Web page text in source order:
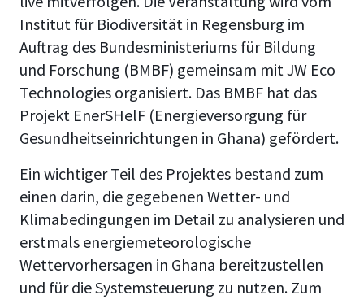
Institut für Biodiversität in Regensburg im
Auftrag des Bundesministeriums für Bildung
und Forschung (BMBF) gemeinsam mit JW Eco
Technologies organisiert. Das BMBF hat das
Projekt EnerSHelF (Energieversorgung für
Gesundheitseinrichtungen in Ghana) gefördert.
Ein wichtiger Teil des Projektes bestand zum
einen darin, die gegebenen Wetter- und
Klimabedingungen im Detail zu analysieren und
erstmals energiemeteorologische
Wettervorhersagen in Ghana bereitzustellen
und für die Systemsteuerung zu nutzen. Zum